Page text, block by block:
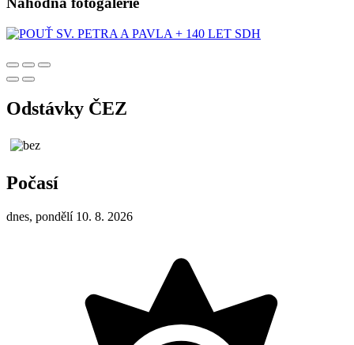
Odstávky ČEZ
Počasí
dnes, pondělí 10. 8. 2026